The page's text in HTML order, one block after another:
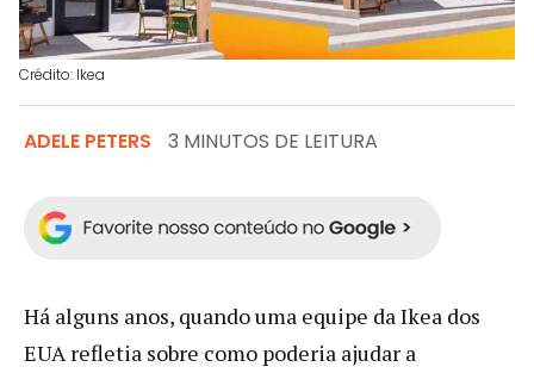
Crédito: Ikea
ADELE PETERS 3 MINUTOS DE LEITURA
Há alguns anos, quando uma equipe da Ikea dos
EUA refletia sobre como poderia ajudar a